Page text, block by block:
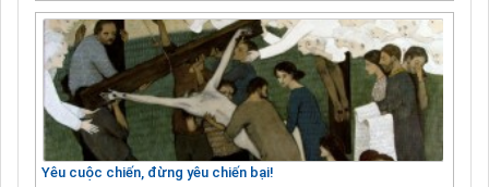
Yêu cuộc chiến, đừng yêu chiến bại!